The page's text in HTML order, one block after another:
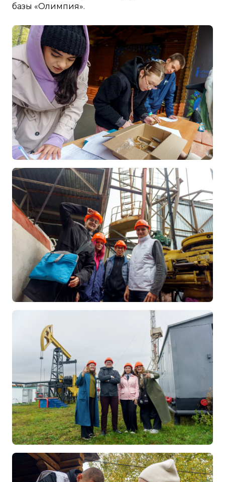
базы «Олимпия».